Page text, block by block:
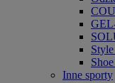
Inne sporty